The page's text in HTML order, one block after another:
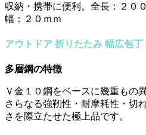
収納・携帯に便利。全長：２０
幅：２０ｍｍ
アウトドア 折りたたみ 幅広包丁
多層鋼の特徴
Ｖ金１０鋼をベースに幾重もの
さらなる強靭性・耐摩耗性・切
さを際立たせた極上品です。